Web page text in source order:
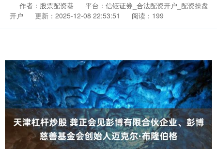
作者：股票配资巷
平台：信钰证券_合法配资开户_配资操盘
开户
更新：2025-12-08 22:53:51 阅读：199